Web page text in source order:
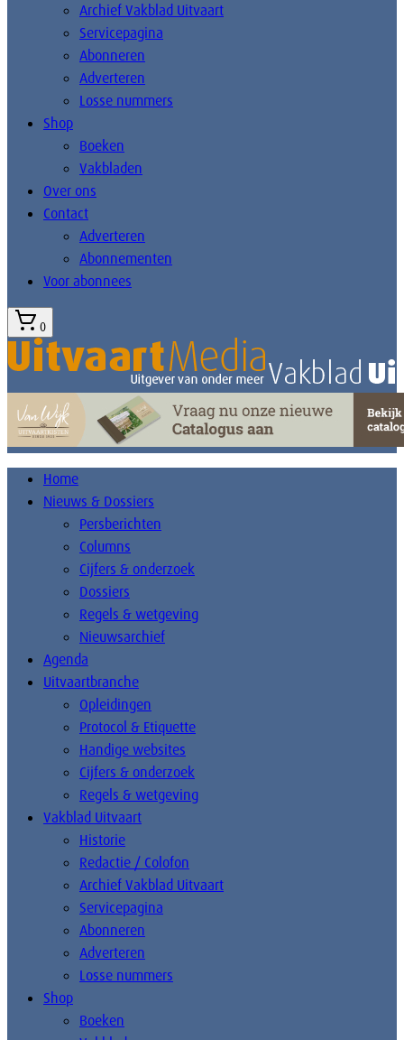
Archief Vakblad Uitvaart
Servicepagina
Abonneren
Adverteren
Losse nummers
Shop
Boeken
Vakbladen
Over ons
Contact
Adverteren
Abonnementen
Voor abonnees
0
Home
Nieuws & Dossiers
Persberichten
Columns
Cijfers & onderzoek
Dossiers
Regels & wetgeving
Nieuwsarchief
Agenda
Uitvaartbranche
Opleidingen
Protocol & Etiquette
Handige websites
Cijfers & onderzoek
Regels & wetgeving
Vakblad Uitvaart
Historie
Redactie / Colofon
Archief Vakblad Uitvaart
Servicepagina
Abonneren
Adverteren
Losse nummers
Shop
Boeken